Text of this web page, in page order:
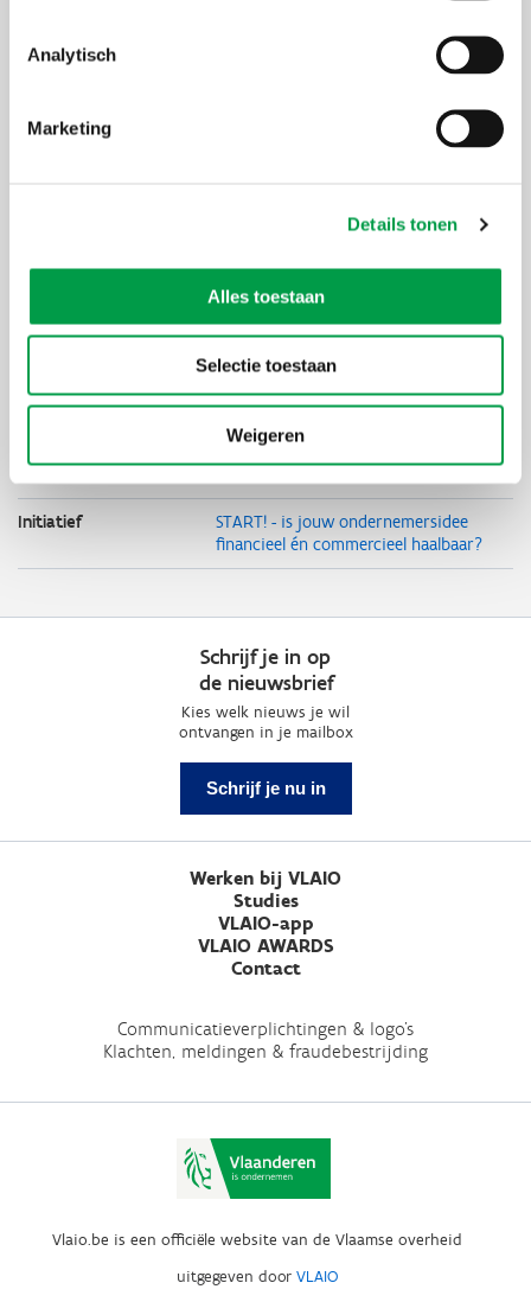
Analytisch
Marketing
Details tonen
Alles toestaan
Selectie toestaan
Weigeren
inschrijvingsdatum
Student
Starter
ondernemen
Circulair
Sociaal
ondernemen
Moeilijkheden
Initiatief
START! - is jouw ondernemersidee
financieel én commercieel haalbaar?
Schrijf je in op
de nieuwsbrief
Kies welk nieuws je wil
ontvangen in je mailbox
Schrijf je nu in
Werken bij VLAIO
Studies
VLAIO-app
VLAIO AWARDS
Contact
Communicatieverplichtingen & logo's
Klachten, meldingen & fraudebestrijding
Vlaio.be is een officiële website van de Vlaamse overheid
uitgegeven door VLAIO